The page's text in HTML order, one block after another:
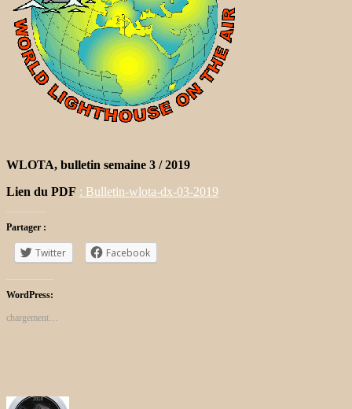
WLOTA, bulletin semaine 3 / 2019
Lien du PDF : Bulletin-wlota-dx-03-2019
Partager :
Twitter Facebook
WordPress:
chargement…